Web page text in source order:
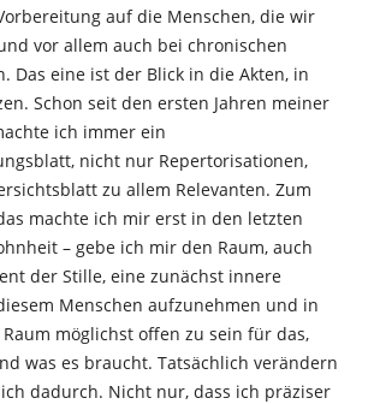
auf die Menschen, die wir
vor allem auch bei chronischen
Das eine ist der Blick in die Akten, in
Schon seit den ersten Jahren meiner
ich immer ein
nicht nur Repertorisationen,
zu allem Relevanten. Zum
machte ich mir erst in den letzten
– gebe ich mir den Raum, auch
der Stille, eine zunächst innere
Menschen aufzunehmen und in
möglichst offen zu sein für das,
was es braucht. Tatsächlich verändern
dadurch. Nicht nur, dass ich präziser